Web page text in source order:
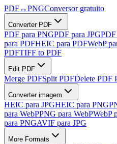
PDF↔PNGConversor gratuito
Converter PDF
PDF para PNGPDF para JPGPDF
para PDFHEIC para PDFWebP
PDFTIFF to PDF
Edit PDF
Merge PDFSplit PDFDelete PDF
Converter imagem
HEIC para JPGHEIC para PNG
para WebPPNG para WebPWebP
para PNGAVIF para JPG
More Formats